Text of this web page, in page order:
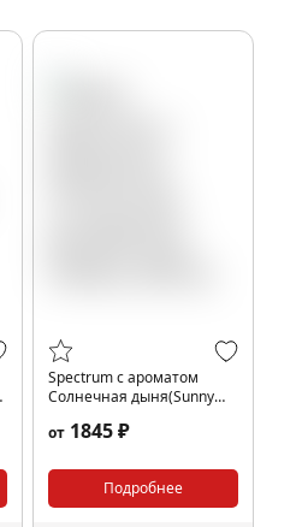
Spectrum с ароматом
Солнечная дыня(Sunny
от 1845 ₽
Подробнее